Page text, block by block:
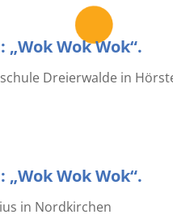
Wok Wok“.
Dreierwalde in
Wok Wok“.
in Nordkirchen